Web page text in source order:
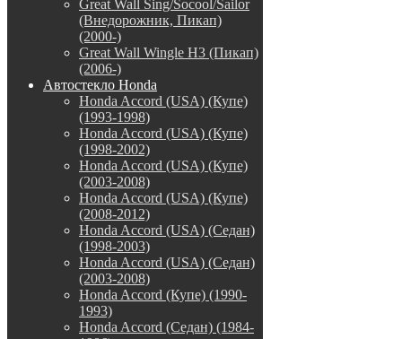
Great Wall Sing/Socool/Sailor
(Внедорожник, Пикап)
(2000-)
Great Wall Wingle H3 (Пикап)
(2006-)
Автостекло Honda
Honda Accord (USA) (Купе)
(1993-1998)
Honda Accord (USA) (Купе)
(1998-2002)
Honda Accord (USA) (Купе)
(2003-2008)
Honda Accord (USA) (Купе)
(2008-2012)
Honda Accord (USA) (Седан)
(1998-2003)
Honda Accord (USA) (Седан)
(2003-2008)
Honda Accord (Купе) (1990-
1993)
Honda Accord (Седан) (1984-